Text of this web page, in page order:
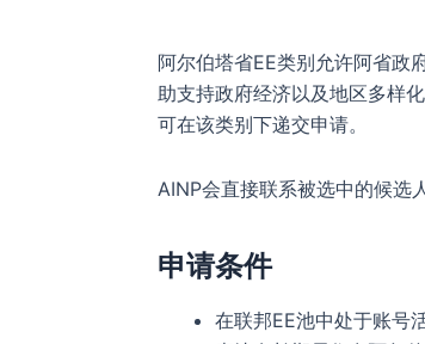
阿尔伯塔省EE类别允许阿省政
助支持政府经济以及地区多样
可在该类别下递交申请。
AINP会直接联系被选中的候选
申请条件
在联邦EE池中处于账号